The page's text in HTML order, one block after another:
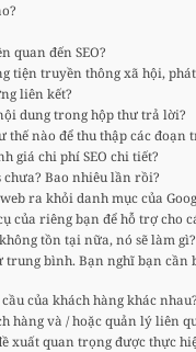
quan đến SEO?
tiện truyền thông xã hội,
liên kết?
dung trong hộp thư trả lời?
thế nào để thu thập các đoạn
giá chi phí SEO chi tiết?
Bao nhiêu lần rồi?
ra khỏi danh mục của
của riêng bạn để hỗ trợ cho
tồn tại nữa, nó sẽ làm gì?
bình. Bạn nghĩ bạn cần
của khách hàng khác nhau?
hàng và / hoặc quản lý liên
xuất quan trọng được thực